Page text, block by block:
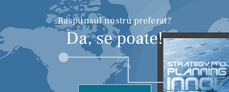
Raspunsul nostru preferat?
Da, se poate!